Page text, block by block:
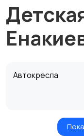
Автокресла
Игрушки и игры